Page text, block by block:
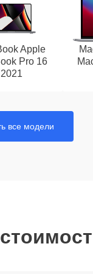
Apple
Pro 16
2021
все модели